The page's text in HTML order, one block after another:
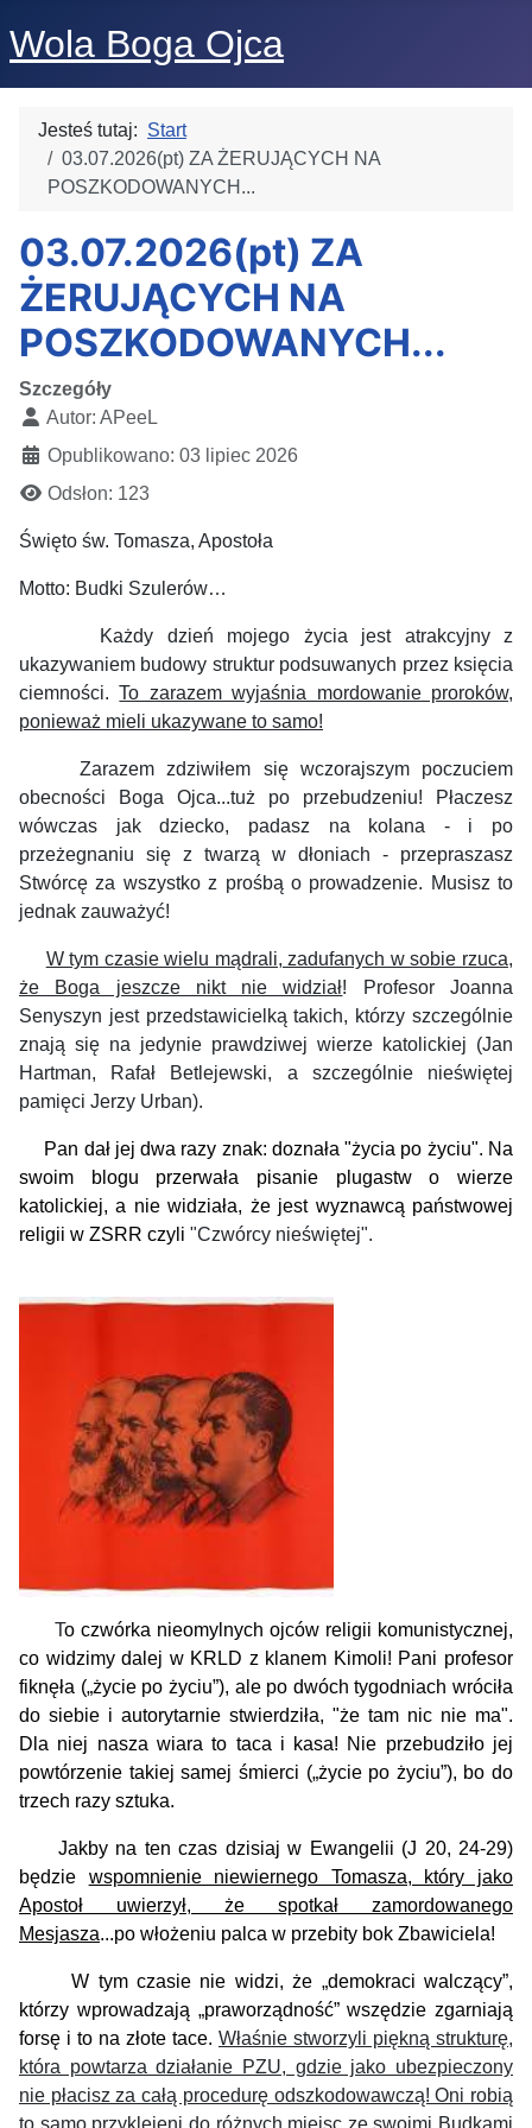
Wola Boga Ojca
Jesteś tutaj: Start
03.07.2026(pt) ZA ŻERUJĄCYCH NA
POSZKODOWANYCH...
03.07.2026(pt) ZA
ŻERUJĄCYCH NA
POSZKODOWANYCH...
Szczegóły
Autor: APeeL
Opublikowano: 03 lipiec 2026
Odsłon: 123
Święto św. Tomasza, Apostoła
Motto: Budki Szulerów…
Każdy dzień mojego życia jest atrakcyjny z
ukazywaniem budowy struktur podsuwanych przez księcia
ciemności.To zarazem wyjaśnia mordowanie proroków,
ponieważ mieli ukazywane to samo!
Zarazem zdziwiłem się wczorajszym poczuciem
obecności Boga Ojca...tuż po przebudzeniu! Płaczesz
wówczas jak dziecko, padasz na kolana - i po
przeżegnaniu się z twarzą w dłoniach - przepraszasz
Stwórcę za wszystko z prośbą o prowadzenie. Musisz to
jednak zauważyć!
W tym czasie wielu mądrali, zadufanych w sobie rzuca,
że Boga jeszcze nikt nie widział! Profesor Joanna
Senyszyn jest przedstawicielką takich, którzy szczególnie
znają się na jedynie prawdziwej wierze katolickiej (Jan
Hartman, Rafał Betlejewski, a szczególnie nieświętej
pamięci Jerzy Urban).
Pan dał jej dwa razy znak: doznała"życia po życiu". Na
swoim blogu przerwała pisanie plugastw o wierze
katolickiej,a nie widziała, że jest wyznawcą państwowej
religii w ZSRR czyli "Czwórcy nieświętej".
To czwórka nieomylnych ojców religii komunistycznej,
co widzimy dalej w KRLD z klanem Kimoli! Pani profesor
fiknęła („życie po życiu”), ale po dwóch tygodniach wróciła
do siebie i autorytarnie stwierdziła, "że tam nic nie ma".
Dla niej nasza wiara to taca i kasa! Nie przebudziło jej
powtórzenie takiej samej śmierci („życie po życiu”), bo do
trzech razy sztuka.
Jakby na ten czas dzisiaj w Ewangelii (J 20, 24-29)
będzie wspomnienie niewiernego Tomasza, który jako
Apostoł uwierzył, że spotkał zamordowanego
Mesjasza...po włożeniu palca w przebity bok Zbawiciela!
W tym czasie nie widzi, że „demokraci walczący”,
którzy wprowadzają „praworządność” wszędzie zgarniają
forsę i to na złote tace. Właśnie stworzyli piękną strukturę,
która powtarza działanie PZU, gdzie jako ubezpieczony
nie płacisz za całą procedurę odszkodowawczą! Oni robią
to samo przyklejeni do różnych miejsc ze swoimi Budkami